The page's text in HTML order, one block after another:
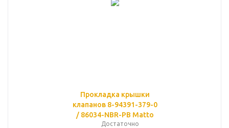
Прокладка крышки
клапанов 8-94391-379-0
/ 86034-NBR-PB Matto
Достаточно